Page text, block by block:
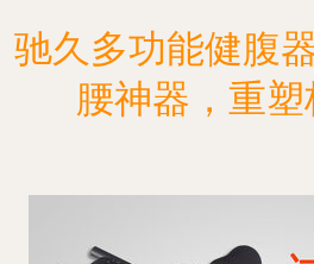
驰久多功能健腹
腰神器，重